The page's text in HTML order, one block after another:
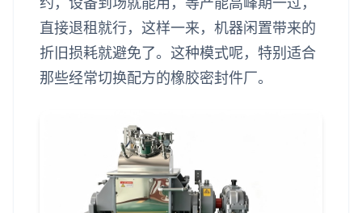
直接退租就行，这样一来，机器闲置带来的
折旧损耗就避免了。这种模式呢，特别适合
那些经常切换配方的橡胶密封件厂。